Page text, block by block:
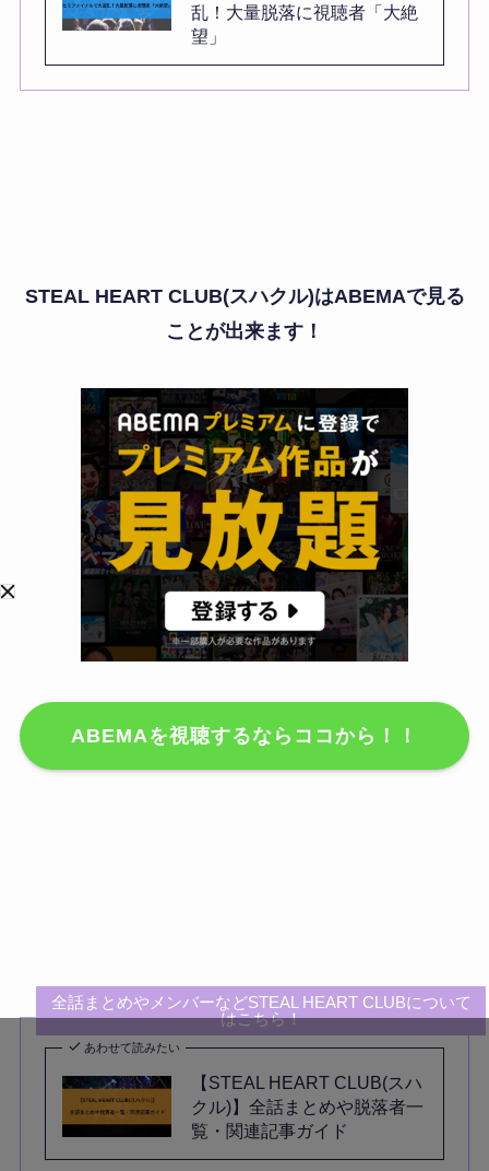
乱！大量脱落に視聴者「大絶
望」
STEAL HEART CLUB(スハクル)はABEMAで見る
ことが出来ます！
ABEMAを視聴するならココから！！
全話まとめやメンバーなどSTEAL HEART CLUBについて
はこちら！
あわせて読みたい
【STEAL HEART CLUB(スハ
クル)】全話まとめや脱落者一
覧・関連記事ガイド